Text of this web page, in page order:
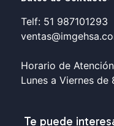
Telf: 51 987101293
Horario de
Lunes a Viernes de
Te puede